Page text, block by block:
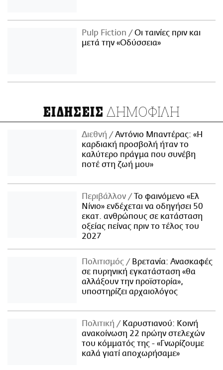
Pulp Fiction
Οι ταινίες πριν και
μετά την «Οδύσσεια»
ΕΙΔΗΣΕΙΣ ΔΗΜΟΦΙΛΗ
Διεθνή
Αντόνιο Μπαντέρας: «Η
καρδιακή προσβολή ήταν το
καλύτερο πράγμα που συνέβη
ποτέ στη ζωή μου»
Περιβάλλον
Το φαινόμενο «Ελ
Νίνιο» ενδέχεται να οδηγήσει 50
εκατ. ανθρώπους σε κατάσταση
οξείας πείνας πριν το τέλος του
2027
Πολιτισμός
Βρετανία: Ανασκαφές
σε πυρηνική εγκατάσταση «θα
αλλάξουν την προϊστορία»,
υποστηρίζει αρχαιολόγος
Πολιτική
Καρυστιανού: Κοινή
ανακοίνωση 22 πρώην στελεχών
του κόμματός της - «Γνωρίζουμε
καλά γιατί αποχωρήσαμε»